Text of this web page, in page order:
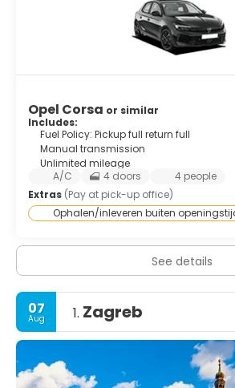
Opel Corsa or similar
Includes:
Fuel Policy: Pickup full return full
Manual transmission
Unlimited mileage
A/C
4 doors
4 people
Extras (Pay at pick-up office)
Ophalen/inleveren buiten
See details
07
Aug 1. Zagreb